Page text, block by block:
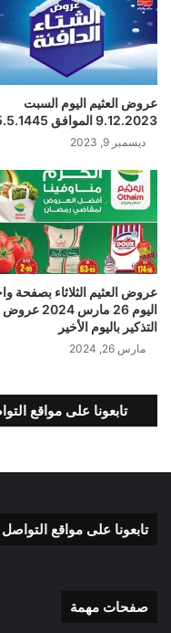
عروض العثيم اليوم السبت
9.12.2023 الموافق 25.5.1445
ديسمبر 9, 2023
عروض العثيم الثلاثاء بصفحة
اليوم 26 مارس 2024 عروض
التذكير باليوم الأخير
مارس 26, 2024
تابعونا على مواقع
تابعونا على مواقع
صفحات مهمة